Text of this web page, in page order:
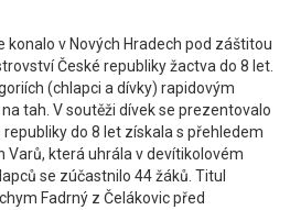
konalo v Nových Hradech pod záštitou
České republiky žactva do 8 let.
(chlapci a dívky) rapidovým
tah. V soutěži dívek se prezentovalo
do 8 let získala s přehledem
Varů, která uhrála v devítikolovém
se zúčastnilo 44 žáků. Titul
Fadrný z Čelákovic před